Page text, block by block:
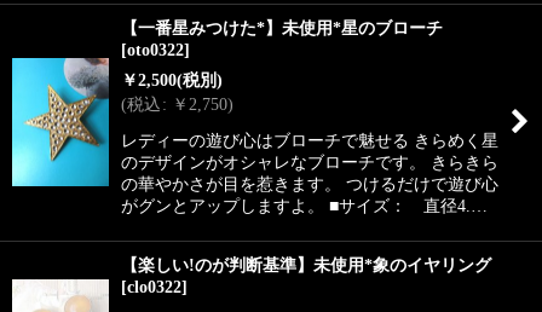
【一番星みつけた*】未使用*星のブローチ
[oto0322]
￥2,500(税別)
(税込: ￥ 2,750)
レディーの遊び心はブローチで魅せる きらめく星
のデザインがオシャレなブローチです。 きらきら
の華やかさが目を惹きます。 つけるだけで遊び心
がグンとアップしますよ。 ■サイズ： 直径4.…
【楽しい!のが判断基準】未使用*象のイヤリング
[clo0322]